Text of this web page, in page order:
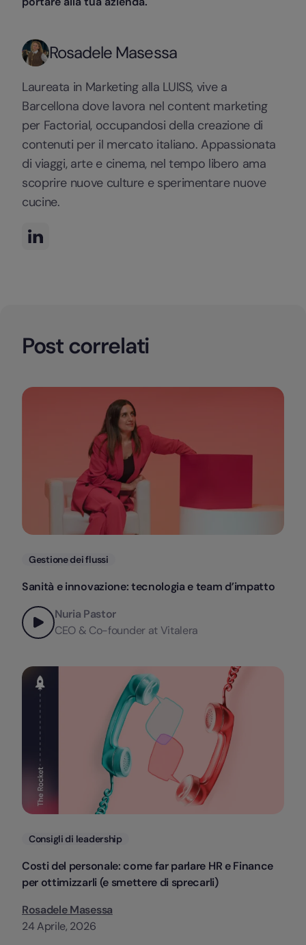
Rosadele Masessa
Laureata in Marketing alla LUISS, vive a
Barcellona dove lavora nel content marketing
per Factorial, occupandosi della creazione di
contenuti per il mercato italiano. Appassionata
di viaggi, arte e cinema, nel tempo libero ama
scoprire nuove culture e sperimentare nuove
cucine.
Post correlati
Categorie
Gestione dei flussi
Sanità e innovazione: tecnologia e team d’impatto
Nuria Pastor
CEO & Co-founder at Vitalera
Categorie
Consigli di leadership
Costi del personale: come far parlare HR e Finance
per ottimizzarli (e smettere di sprecarli)
Rosadele Masessa
24 Aprile, 2026